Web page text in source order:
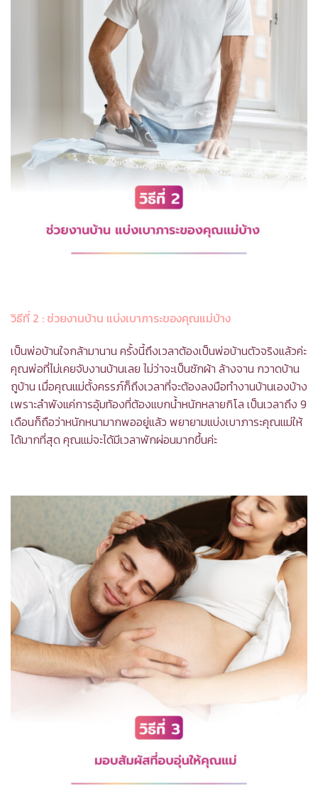
วิธีที่ 2 : ช่วยงานบ้าน แบ่งเบาภาระของคุณแม่บ้าง
เป็นพ่อบ้านใจกล้ามานาน ครั้งนี้ถึงเวลาต้องเป็นพ่อบ้านตัวจริงแล้วค่ะ
คุณพ่อที่ไม่เคยจับงานบ้านเลย ไม่ว่าจะเป็นซักผ้า ล้างจาน กวาดบ้าน
ถูบ้าน เมื่อคุณแม่ตั้งครรภ์ก็ถึงเวลาที่จะต้องลงมือทำงานบ้านเองบ้าง
เพราะลำพังแค่การอุ้มท้องที่ต้องแบกน้ำหนักหลายกิโล เป็นเวลาถึง 9
เดือนก็ถือว่าหนักหนามากพออยู่แล้ว พยายามแบ่งเบาภาระคุณแม่ให้
ได้มากที่สุด คุณแม่จะได้มีเวลาพักผ่อนมากขึ้นค่ะ